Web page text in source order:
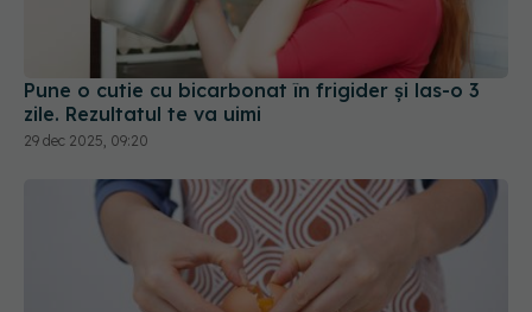
Pune o cutie cu bicarbonat în frigider și las-o 3
zile. Rezultatul te va uimi
29 dec 2025, 09:20